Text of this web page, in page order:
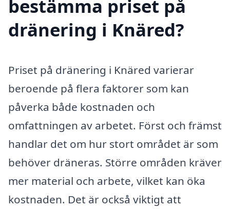
bestämma priset på
dränering i Knäred?
Priset på dränering i Knäred varierar
beroende på flera faktorer som kan
påverka både kostnaden och
omfattningen av arbetet. Först och främst
handlar det om hur stort området är som
behöver dräneras. Större områden kräver
mer material och arbete, vilket kan öka
kostnaden. Det är också viktigt att